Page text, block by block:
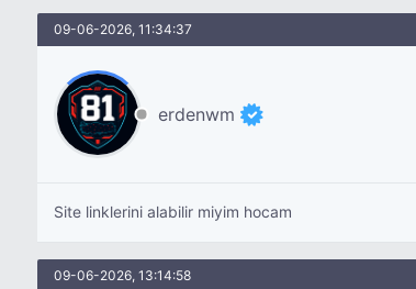
09-06-2026, 11:34:37
erdenwm
Site linklerini alabilir miyim hocam
09-06-2026, 13:14:58